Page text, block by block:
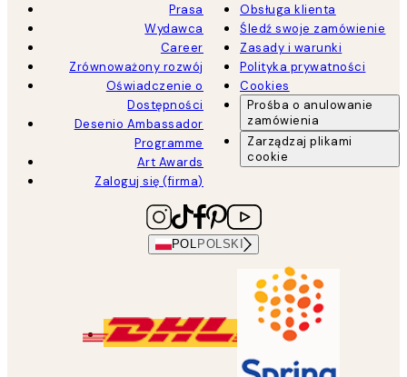
Prasa
Wydawca
Career
Zrównoważony rozwój
Oświadczenie o
Dostępności
Desenio Ambassador
Programme
Art Awards
Zaloguj się (firma)
Obsługa klienta
Śledź swoje zamówienie
Zasady i warunki
Polityka prywatności
Cookies
Prośba o anulowanie
zamówienia
Zarządzaj plikami
cookie
POL POLSKI